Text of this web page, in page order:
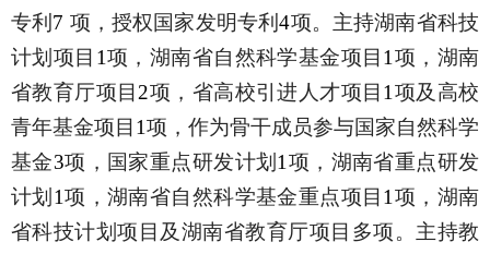
专利 7 项， 授权国家发明专利4项。主持湖南省科技
计划项目 1项，湖南省自然科学基金项目 1 项，湖南
省教育厅项目 2项，省高校引进人才项目 1 项及高校
青年基金项目 1项，作为骨干成员参与国家自然科学
基金3项，国家重点研发计划 1 项，湖南省重点研发
计划 1项，湖南省自然科学基金重点项目 1 项，湖南
省科技计划项目及湖南省教育厅项目多项。主持教